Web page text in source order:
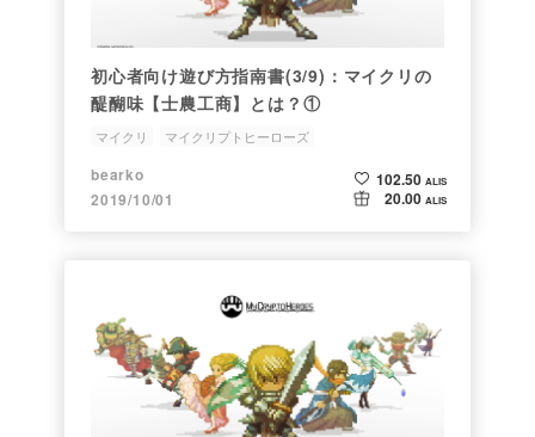
初心者向け遊び方指南書(3/9)：マイクリの
醍醐味【士農工商】とは？①
マイクリ
マイクリプトヒーローズ
ブロックチェーンゲーム
bearko
2019/10/01
102.50 ALIS
20.00 ALIS